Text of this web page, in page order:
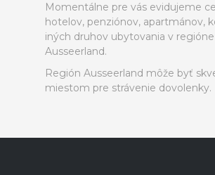
Momentálne pre vás evidujeme
hotelov, penziónov, apartmánov,
iných druhov ubytovania v regióne
Ausseerland.
Región Ausseerland môže byť
miestom pre strávenie dovolenky.